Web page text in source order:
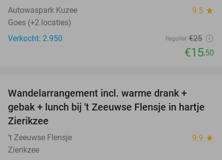
Autowaspark Kuzee 9.5 star
Goes (+2 locaties)
Verkocht: 2.950
Regulier €25
€15,50
Wandelarrangement incl. warme drank +
gebak + lunch bij 't Zeeuwse Flensje in hartje
Zierikzee
‘t Zeeuwse Flensje 9.9 star
Zierikzee